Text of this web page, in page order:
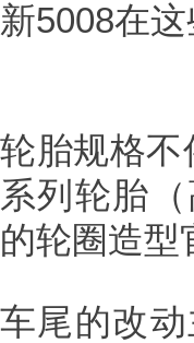
新5008在这
轮胎规格不
系列轮胎
的轮圈造型
车尾的改